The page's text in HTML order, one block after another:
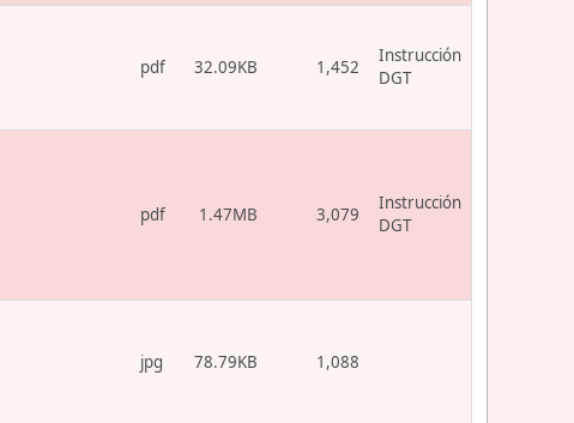
pdf 32.09KB 1,452
Instrucción
DGT
pdf 1.47MB 3,079
Instrucción
DGT
jpg 78.79KB 1,088